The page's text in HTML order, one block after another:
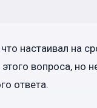
настаивал на
вопроса, но
ответа.